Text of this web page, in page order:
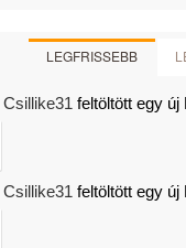
LEGFRISSEBB
Csillike31 feltöltött egy új
Csillike31 feltöltött egy új